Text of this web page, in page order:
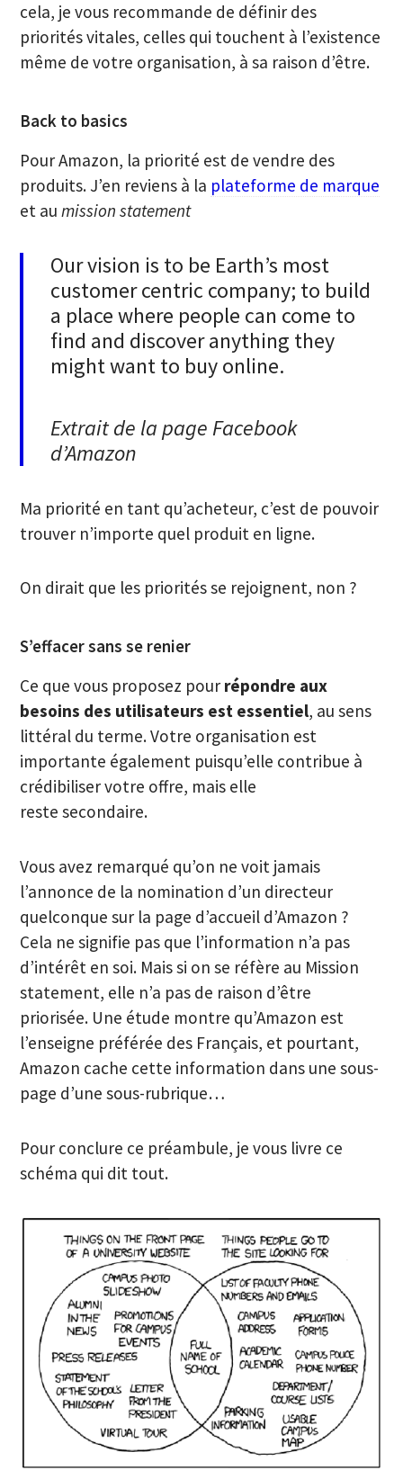
cela, je vous recommande de définir des
priorités vitales, celles qui touchent à l’existence
même de votre organisation, à sa raison d’être.
Back to basics
Pour Amazon, la priorité est de vendre des
produits. J’en reviens à la plateforme de marque
et aumission statement
Our vision is to be Earth’s most
customer centric company; to build
a place where people can come to
find and discover anything they
might want to buy online.
Extrait de la page Facebook
d’Amazon
Ma priorité en tant qu’acheteur, c’est de pouvoir
trouver n’importe quel produit en ligne.
On dirait que les priorités se rejoignent, non ?
S’effacer sans se renier
Ce que vous proposez pour répondre aux
besoins des utilisateurs est essentiel, au sens
littéral du terme. Votre organisation est
importante également puisqu’elle contribue à
crédibiliser votre offre, mais elle
reste secondaire.
Vous avez remarqué qu’on ne voit jamais
l’annonce de la nomination d’un directeur
quelconque sur la page d’accueil d’Amazon ?
Cela ne signifie pas que l’information n’a pas
d’intérêt en soi. Mais si on se réfère au Mission
statement, elle n’a pas de raison d’être
priorisée. Une étude montre qu’Amazon est
l’enseigne préférée des Français, et pourtant,
Amazon cache cette information dans une sous-
page d’une sous-rubrique…
Pour conclure ce préambule, je vous livre ce
schéma qui dit tout.